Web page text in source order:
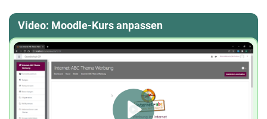
Video: Moodle-Kurs anpassen